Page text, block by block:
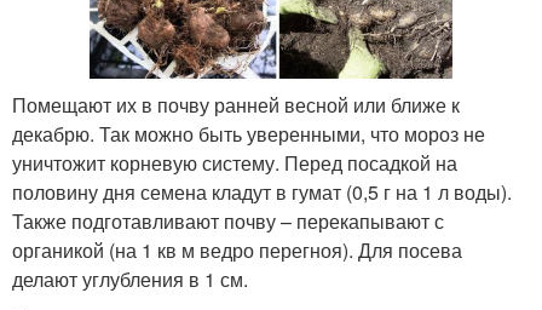
Помещают их в почву ранней весной или ближе к
декабрю. Так можно быть уверенными, что мороз не
уничтожит корневую систему. Перед посадкой на
половину дня семена кладут в гумат (0,5 г на 1 л воды).
Также подготавливают почву – перекапывают с
органикой (на 1 кв м ведро перегноя). Для посева
делают углубления в 1 см.